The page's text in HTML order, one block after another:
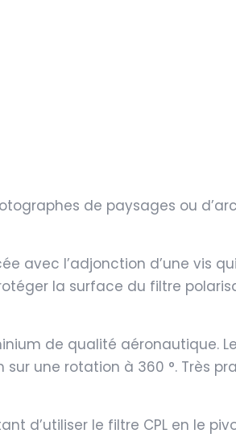
de paysages ou
avec l’adjonction d’une vis
la surface du filtre
de qualité aéronautique.
sur une rotation à 360 °. Très
d’utiliser le filtre CPL en le